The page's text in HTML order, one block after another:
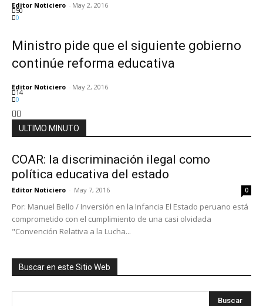
Editor Noticiero - May 2, 2016
50
0
Ministro pide que el siguiente gobierno
continúe reforma educativa
Editor Noticiero - May 2, 2016
14
0
ULTIMO MINUTO
COAR: la discriminación ilegal como
política educativa del estado
Editor Noticiero - May 7, 2016 0
Por: Manuel Bello / Inversión en la Infancia El Estado peruano está
comprometido con el cumplimiento de una casi olvidada
"Convención Relativa a la Lucha...
Buscar en este Sitio Web